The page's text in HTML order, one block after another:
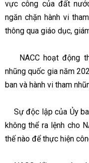
vực công của đất
ngăn chặn hành vi
thông qua giáo dục,
NACC hoạt động
nhũng quốc gia năm
ban và hành vi tham
Sự độc lập của Ủy
không thể ra lệnh cho
thế nào để thực hiện